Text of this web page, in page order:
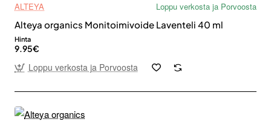
ALTEYA
Loppu verkosta ja Porvoosta
Alteya organics Monitoimivoide Laventeli 40 ml
Hinta
9.95€
Loppu verkosta ja Porvoosta